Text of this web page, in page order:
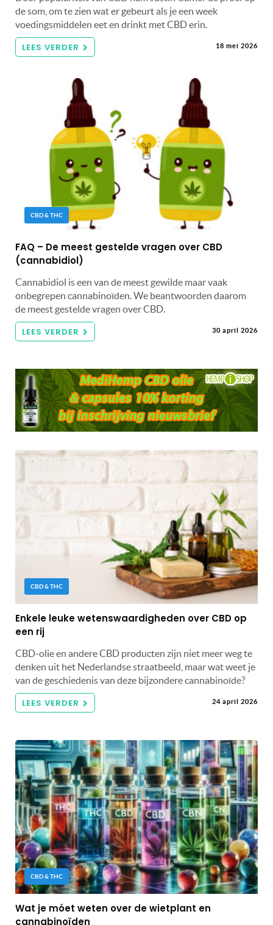
de som, om te zien wat er gebeurt als je een week
voedingsmiddelen eet en drinkt met CBD erin.
LEES VERDER 18 mei 2026
CBD & THC
FAQ – De meest gestelde vragen over CBD
(cannabidiol)
Cannabidiol is een van de meest gewilde maar vaak
onbegrepen cannabinoïden. We beantwoorden daarom
de meest gestelde vragen over CBD.
LEES VERDER 30 april 2026
CBD & THC
Enkele leuke wetenswaardigheden over CBD op
een rij
CBD-olie en andere CBD producten zijn niet meer weg te
denken uit het Nederlandse straatbeeld, maar wat weet je
van de geschiedenis van deze bijzondere cannabinoïde?
LEES VERDER 24 april 2026
CBD & THC
Wat je móet weten over de wietplant en
cannabinoïden